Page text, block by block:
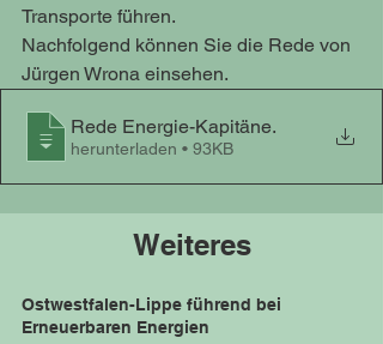
Transporte führen.
Nachfolgend können Sie die Rede von
Jürgen Wrona einsehen.
Rede Energie-Kapitäne.
herunterladen • 93KB
Weiteres
Ostwestfalen-Lippe führend bei
Erneuerbaren Energien